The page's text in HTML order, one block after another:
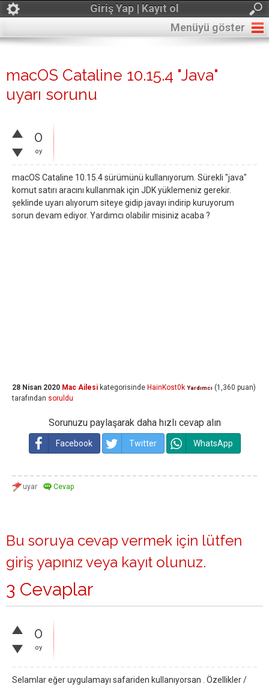
Giriş Yap | Kayıt ol
Menüyü göster
macOS Cataline 10.15.4 "Java"
uyarı sorunu
0
oy
macOS Cataline 10.15.4 sürümünü kullanıyorum. Sürekli "java"
komut satırı aracını kullanmak için JDK yüklemeniz gerekir.
şeklinde uyarı alıyorum siteye gidip javayı indirip kuruyorum
sorun devam ediyor. Yardımcı olabilir misiniz acaba ?
28 Nisan 2020 Mac Ailesi kategorisinde HainKost0k Yardımcı (1,360 puan)
tarafından soruldu
Sorunuzu paylaşarak daha hızlı cevap alın
Facebook Twitter WhatsApp
Bu soruya cevap vermek için lütfen
giriş yapınız veya kayıt olunuz.
3 Cevaplar
0
oy
Selamlar eğer uygulamayı safariden kullanıyorsan . Özellikler /